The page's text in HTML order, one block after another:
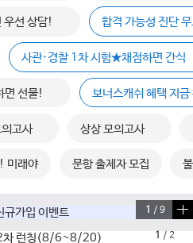
선 상담! 합격 가능성 진단
사관·경찰 1차 시험★채점하면 간식
면 선물! 보너스캐쉬 혜택 지
고사 상상 모의고사
미래야 문항 출제자 모집
1 / 9
1 / 2